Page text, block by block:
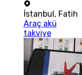
İstanbul, Fatih
Araç akü
takviye